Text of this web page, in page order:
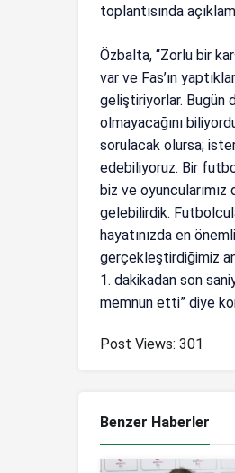
toplantısında
Özbalta, “Zorlu bir
var ve Fas’ın
geliştiriyorlar. Bugün
olmayacağını
sorulacak olursa;
edebiliyoruz. Bir
biz ve
gelebilirdik.
hayatınızda en
gerçekleştirdiğimiz
1. dakikadan son
memnun etti” diye
Post Views: 301
Benzer Haberler